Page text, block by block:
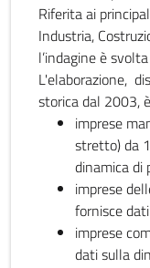
Riferita ai
Industria,
l’indagine è
L'elaborazione,
storica dal 2003,
imprese
stretto) da
dinamica di
imprese
fornisce
imprese
dati sulla